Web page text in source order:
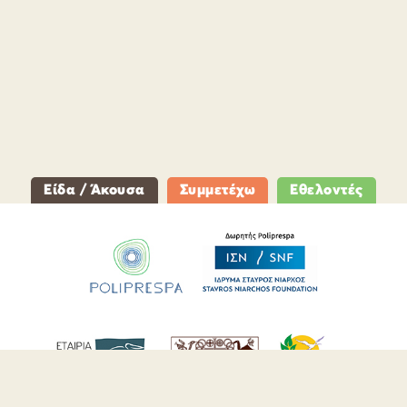
Είδα / Άκουσα Συμμετέχω Εθελοντές